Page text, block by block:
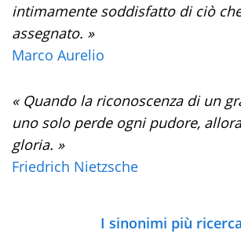
intimamente soddisfatto di ciò
assegnato. »
Marco Aurelio
« Quando la riconoscenza di un
uno solo perde ogni pudore,
gloria. »
Friedrich Nietzsche
I sinonimi più